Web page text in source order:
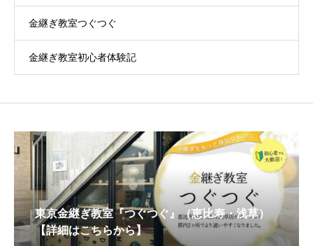
金継ぎ教室つぐつぐ
金継ぎ教室初心者体験記
東京金継ぎ教室『つぐつぐ』（恵比寿・浅草）
【詳細はこちらから】